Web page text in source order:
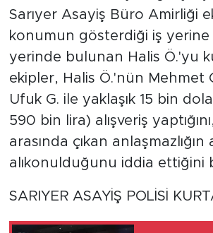
Sarıyer Asayiş Büro Amirliği
konumun gösterdiği iş yerine
yerinde bulunan Halis Ö.'yu
ekipler, Halis Ö.'nün Mehmet
Ufuk G. ile yaklaşık 15 bin
590 bin lira) alışveriş
arasında çıkan anlaşmazlığın
alıkonulduğunu iddia ettiğini
SARIYER ASAYİŞ POLİSİ